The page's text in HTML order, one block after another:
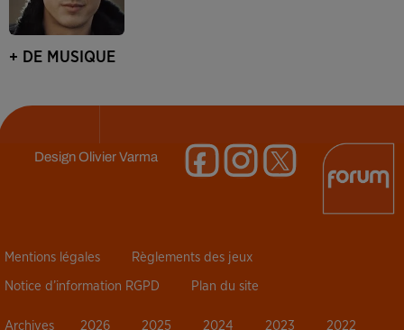
+ DE MUSIQUE
DesignOlivier Varma
Mentions légales Règlements des jeux
Notice d’information RGPD Plan du site
Archives 2026 2025 2024 2023 2022